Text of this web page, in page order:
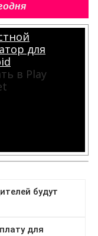
для
в Play